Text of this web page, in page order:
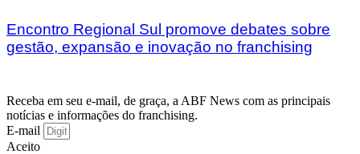
Encontro Regional Sul promove debates sobre
gestão, expansão e inovação no franchising
Receba em seu e-mail, de graça, a ABF News com as principais
notícias e informações do franchising.
E-mail
Aceito